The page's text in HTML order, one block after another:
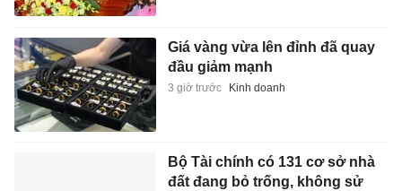
Giá vàng vừa lên đỉnh đã quay
đầu giảm mạnh
3 giờ trước Kinh doanh
Bộ Tài chính có 131 cơ sở nhà
đất đang bỏ trống, không sử